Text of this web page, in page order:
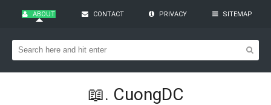
ABOUT CONTACT PRIVACY SITEMAP
📖. CuongDC
Bạn đang cần tìm kiếm gì?
Theo dõi blog qua Email
Hãy đăng kí theo dõi blog để cập nhật những thủ thuật blogger,